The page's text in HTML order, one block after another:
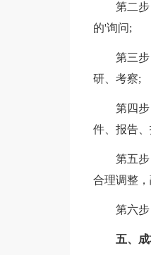
第二步：
的'询问;
第三步：
研、考察;
第四步：
件、报告
第五步：
合理调整
第六步：
五、成